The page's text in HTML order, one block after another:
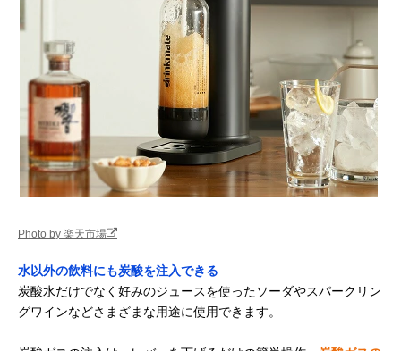
Photo by 楽天市場
水以外の飲料にも炭酸を注入できる
炭酸水だけでなく好みのジュースを使ったソーダやスパークリン
グワインなどさまざまな用途に使用できます。